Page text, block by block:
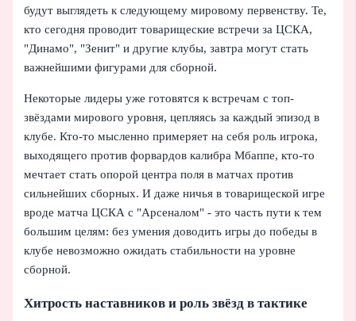
будут выглядеть к следующему мировому первенству. Те,
кто сегодня проводит товарищеские встречи за ЦСКА,
"Динамо", "Зенит" и другие клубы, завтра могут стать
важнейшими фигурами для сборной.
Некоторые лидеры уже готовятся к встречам с топ-
звёздами мирового уровня, цепляясь за каждый эпизод в
клубе. Кто-то мысленно примеряет на себя роль игрока,
выходящего против форвардов калибра Мбаппе, кто-то
мечтает стать опорой центра поля в матчах против
сильнейших сборных. И даже ничья в товарищеской игре
вроде матча ЦСКА с "Арсеналом" - это часть пути к тем
большим целям: без умения доводить игры до победы в
клубе невозможно ожидать стабильности на уровне
сборной.
Хитрость наставников и роль звёзд в тактике